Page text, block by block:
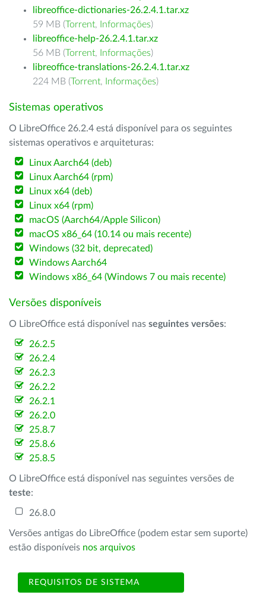
libreoffice-dictionaries-26.2.4.1.tar.xz
59 MB (Torrent, Informações)
libreoffice-help-26.2.4.1.tar.xz
56 MB (Torrent, Informações)
libreoffice-translations-26.2.4.1.tar.xz
224 MB (Torrent, Informações)
Sistemas operativos
O LibreOffice 26.2.4 está disponível para os seguintes
sistemas operativos e arquiteturas:
Linux Aarch64 (deb)
Linux Aarch64 (rpm)
Linux x64 (deb)
Linux x64 (rpm)
macOS (Aarch64/Apple Silicon)
macOS x86_64 (10.14 ou mais recente)
Windows (32 bit, deprecated)
Windows Aarch64
Windows x86_64 (Windows 7 ou mais recente)
Versões disponíveis
O LibreOffice está disponível nas seguintes versões:
26.2.5
26.2.4
26.2.3
26.2.2
26.2.1
26.2.0
25.8.7
25.8.6
25.8.5
O LibreOffice está disponível nas seguintes versões de
teste:
26.8.0
Versões antigas do LibreOffice (podem estar sem suporte)
estão disponíveis nos arquivos
REQUISITOS DE SISTEMA